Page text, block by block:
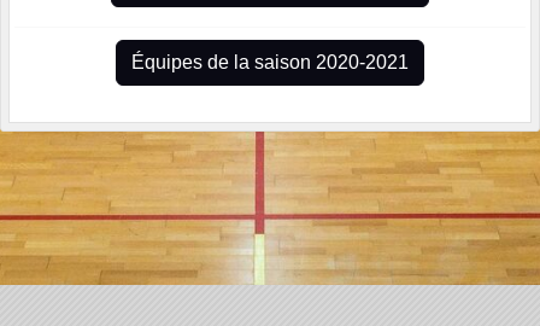
Équipes de la saison 2020-2021